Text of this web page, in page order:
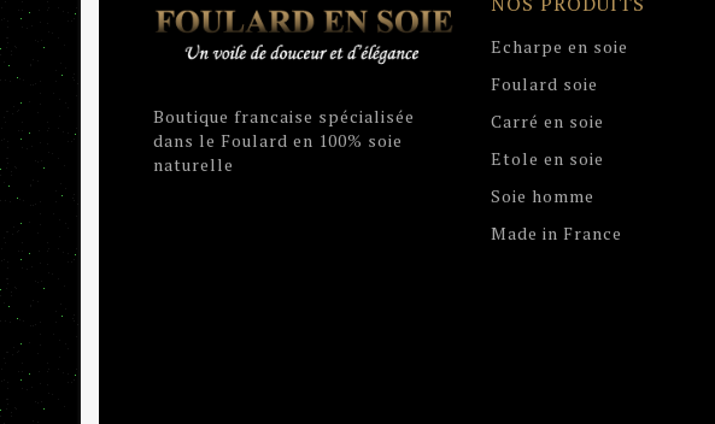
Boutique francaise spécialisée
dans le Foulard en 100% soie
naturelle
Echarpe en soie
Foulard soie
Carré en soie
Etole en soie
Soie homme
Made in France